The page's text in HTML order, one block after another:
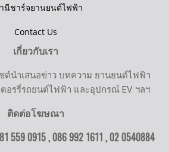
นีชาร์จยานยนต์ไฟฟ้า
Contact Us
เกี่ยวกับเรา
ซต์นำเสนอข่าว บทความ ยานยนต์ไฟฟ้า
อรรี่รถยนต์ไฟฟ้า และอุปกรณ์ EV ฯลฯ
ติดต่อโฆษณา
559 0915 , 086 992 1611 ,02 0540884